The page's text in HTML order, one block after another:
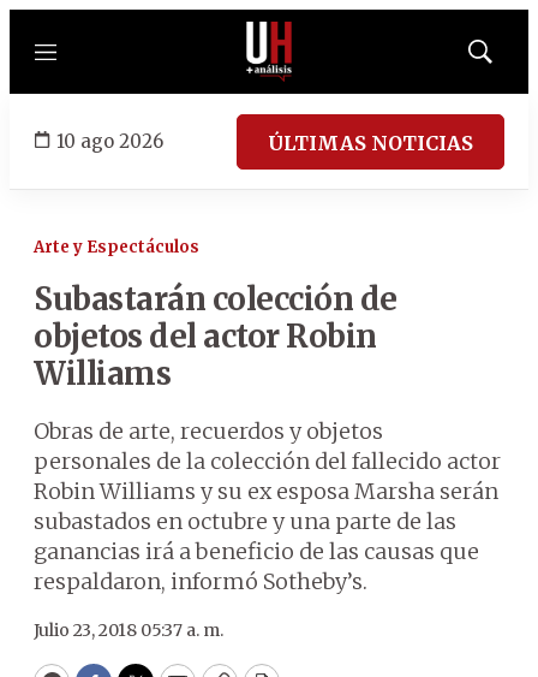
Menú
Mostrar
10 ago 2026 ÚLTIMAS NOTICIAS
Arte y Espectáculos
Subastarán colección de
objetos del actor Robin
Williams
Obras de arte, recuerdos y objetos
personales de la colección del fallecido actor
Robin Williams y su ex esposa Marsha serán
subastados en octubre y una parte de las
ganancias irá a beneficio de las causas que
respaldaron, informó Sotheby’s.
Julio 23, 2018 05:37 a. m.